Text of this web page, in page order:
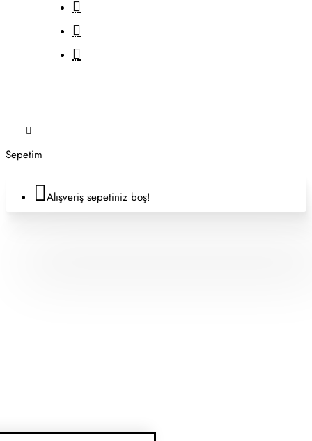
Sepetim
Alışveriş sepetiniz boş!